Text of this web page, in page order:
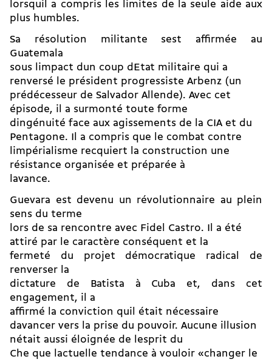
lorsquil a compris les limites de la seule aide aux
plus humbles.
Sa résolution militante sest affirmée au
Guatemala
sous limpact dun coup dEtat militaire qui a
renversé le président progressiste Arbenz (un
prédécesseur de Salvador Allende). Avec cet
épisode, il a surmonté toute forme
dingénuité face aux agissements de la CIA et du
Pentagone. Il a compris que le combat contre
limpérialisme recquiert la construction une
résistance organisée et préparée à
lavance.
Guevara est devenu un révolutionnaire au plein
sens du terme
lors de sa rencontre avec Fidel Castro. Il a été
attiré par le caractère conséquent et la
fermeté du projet démocratique radical de
renverser la
dictature de Batista à Cuba et, dans cet
engagement, il a
affirmé la conviction quil était nécessaire
davancer vers la prise du pouvoir. Aucune illusion
nétait aussi éloignée de lesprit du
Che que lactuelle tendance à vouloir «changer le